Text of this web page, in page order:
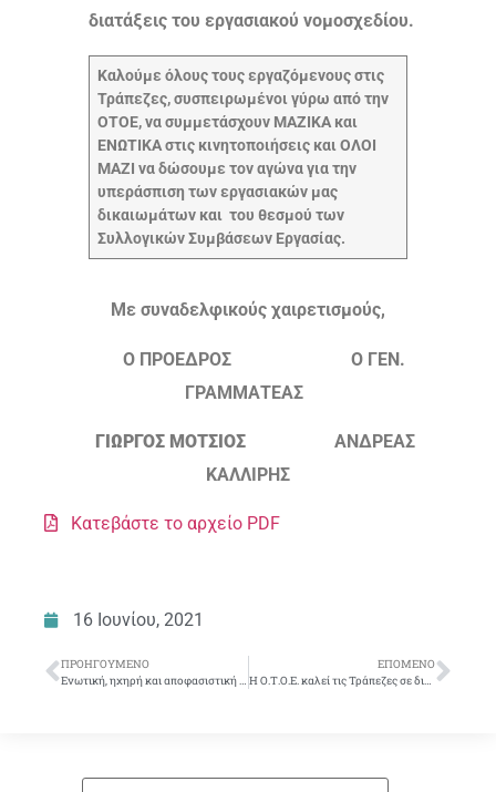
διατάξεις του εργασιακού νομοσχεδίου.
Καλούμε όλους τους εργαζόμενους στις
Τράπεζες, συσπειρωμένοι γύρω από την
ΟΤΟΕ, να συμμετάσχουν ΜΑΖΙΚΑ και
ΕΝΩΤΙΚΑ στις κινητοποιήσεις και ΟΛΟΙ
ΜΑΖΙ να δώσουμε τον αγώνα για την
υπεράσπιση των εργασιακών μας
δικαιωμάτων και του θεσμού των
Συλλογικών Συμβάσεων Εργασίας.
Με συναδελφικούς χαιρετισμούς,
Ο ΠΡΟΕΔΡΟΣ Ο ΓΕΝ.
ΓΡΑΜΜΑΤΕΑΣ
ΓΙΩΡΓΟΣ ΜΟΤΣΙΟΣΑΝΔΡΕΑΣ
ΚΑΛΛΙΡΗΣ
Κατεβάστε το αρχείο PDF
16 Ιουνίου, 2021
ΠΡΟΗΓΟΎΜΕΝΟ
Ενωτική, ηχηρή και αποφασιστική απάντηση των εργαζομένων και του σ.κ. στις αντεργατικές διατάξεις του εργασιακού νομοσχεδίου. Ο αγώνας συνεχίζεται!
ΕΠΌΜΕΝΟ
Η Ο.Τ.Ο.Ε. καλεί τις Τράπεζες σε διαπραγμάτευση για Κλαδική Συμφωνία Ρύθμισης της Τηλεργασίας